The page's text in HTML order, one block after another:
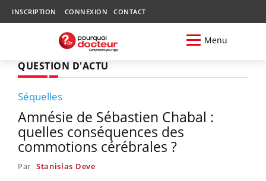
INSCRIPTION CONNEXION CONTACT
Menu
QUESTION D'ACTU
Séquelles
Amnésie de Sébastien Chabal :
quelles conséquences des
commotions cérébrales ?
Par Stanislas Deve